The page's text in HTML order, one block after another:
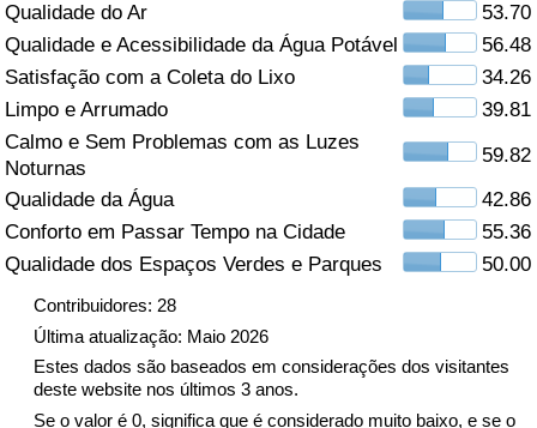
Qualidade do Ar
53.70
Qualidade e Acessibilidade da Água Potável
56.48
Satisfação com a Coleta do Lixo
34.26
Limpo e Arrumado
39.81
Calmo e Sem Problemas com as Luzes
Noturnas
59.82
Qualidade da Água
42.86
Conforto em Passar Tempo na Cidade
55.36
Qualidade dos Espaços Verdes e Parques
50.00
Contribuidores: 28
Última atualização: Maio 2026
Estes dados são baseados em considerações dos visitantes
deste website nos últimos 3 anos.
Se o valor é 0, significa que é considerado muito baixo, e se o
Indicador de Saúde
Indicador de Saúde por País
Poluição
Indicador de Poluição (Atual)
Índice de poluição
Indicador de Poluição por País
Trânsito